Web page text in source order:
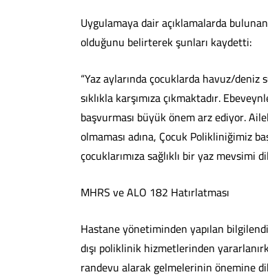
Uygulamaya dair açıklamalarda
olduğunu belirterek şunları kaydetti:
“Yaz aylarında çocuklarda havuz/deniz
sıklıkla karşımıza çıkmaktadır.
başvurması büyük önem arz ediyor.
olmaması adına, Çocuk Polikliniğimiz
çocuklarımıza sağlıklı bir yaz mevsimi
MHRS ve ALO 182 Hatırlatması
Hastane yönetiminden yapılan
dışı poliklinik hizmetlerinden
randevu alarak gelmelerinin önemine